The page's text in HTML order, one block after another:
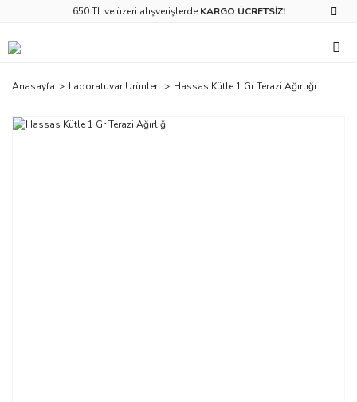
650 TL ve üzeri alışverişlerde KARGO ÜCRETSİZ!
Anasayfa Laboratuvar Ürünleri Hassas Kütle 1 Gr Terazi Ağırlığı